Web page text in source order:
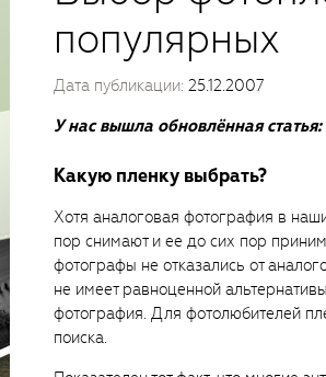
популярных
Дата публикации: 25.12.2007
У нас вышла обновлённая статья:
Какую пленку выбрать?
Хотя аналоговая фотография в
пор снимают и ее до сих пор
фотографы не отказались от
не имеет равноценной
фотография. Для фотолюбителей
поиска.